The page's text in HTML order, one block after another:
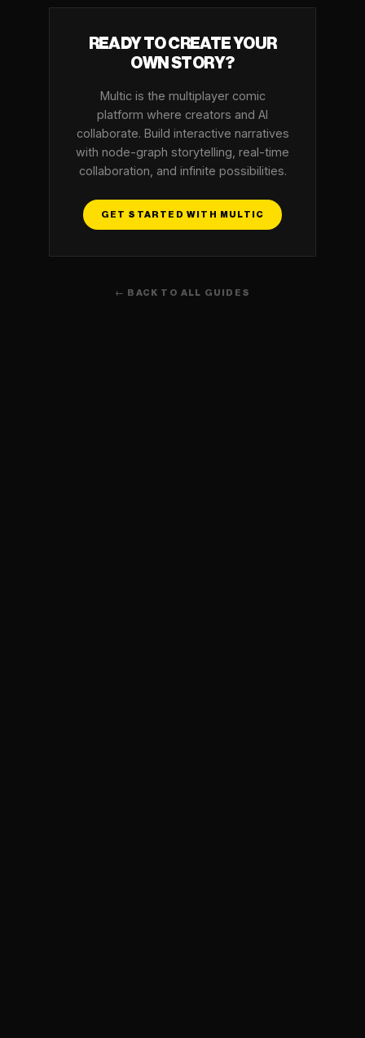
READY TO CREATE YOUR
OWN STORY?
Multic is the multiplayer comic
platform where creators and AI
collaborate. Build interactive narratives
with node-graph storytelling, real-time
collaboration, and infinite possibilities.
GET STARTED WITH MULTIC
← BACK TO ALL GUIDES